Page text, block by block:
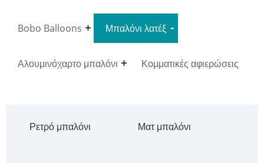
Bobo Balloons Μπαλόνι λατέξ
Αλουμινόχαρτο μπαλόνι Κομματικές αφιερώσεις
Ρετρό μπαλόνι Ματ μπαλόνι